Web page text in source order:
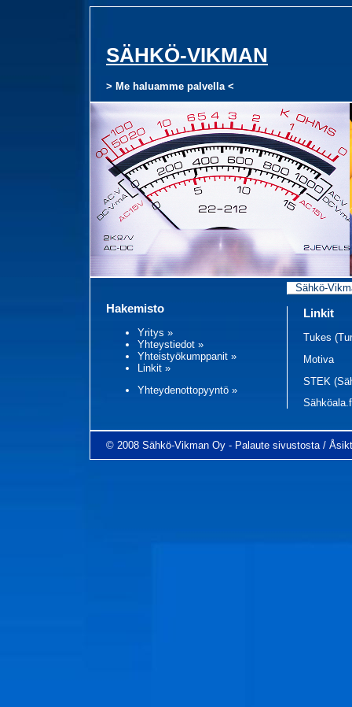
SÄHKÖ-VIKMAN
> Me haluamme palvella <
Hakemisto
Yritys »
Yhteystiedot »
Yhteistyökumppanit »
Linkit »
Yhteydenottopyyntö »
Sähkö-
Linkit
Tukes
Motiva
STEK
© 2008 Sähkö-Vikman Oy - Palaute sivustosta /